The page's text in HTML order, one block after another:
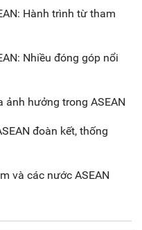
các doanh nghiệp,
xuất với phát triển văn
Hành trình từ tham
Nhiều đóng góp nổi
ảnh hưởng trong ASEAN
đoàn kết, thống
và các nước ASEAN